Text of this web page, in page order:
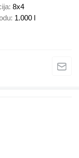
8x4
1.000 l